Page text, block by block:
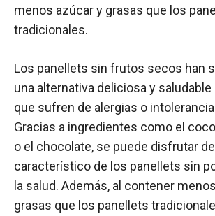
menos azúcar y grasas que los
tradicionales.
Los panellets sin frutos secos han
una alternativa deliciosa y saludable
que sufren de alergias o
Gracias a ingredientes como el
o el chocolate, se puede disfrutar
característico de los panellets sin
la salud. Además, al contener
grasas que los panellets